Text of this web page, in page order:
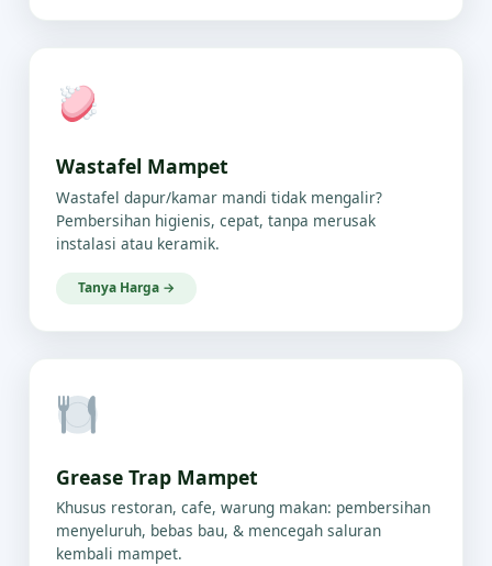
Wastafel Mampet
Wastafel dapur/kamar mandi tidak mengalir?
Pembersihan higienis, cepat, tanpa merusak
instalasi atau keramik.
Tanya Harga →
Grease Trap Mampet
Khusus restoran, cafe, warung makan: pembersihan
menyeluruh, bebas bau, & mencegah saluran
kembali mampet.